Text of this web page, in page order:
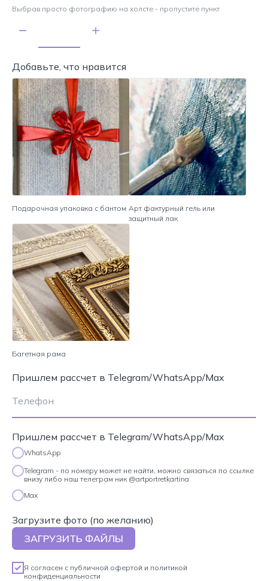
Выбрав просто фотографию на холсте - пропустите пункт
Добавьте, что нравится
Подарочная упаковка с бантом Арт фактурный гель или
защитный лак
Багетная рама
Пришлем рассчет в Telegram/WhatsApp/Max
Пришлем рассчет в Telegram/WhatsApp/Max
WhatsApp
Telegram - по номеру может не найти, можно связаться по ссылке
внизу либо наш телеграм ник @artportretkartina
Max
Загрузите фото (по желанию)
ЗАГРУЗИТЬ ФАЙЛЫ
Я согласен с публичной офертой и политикой
конфиденциальности